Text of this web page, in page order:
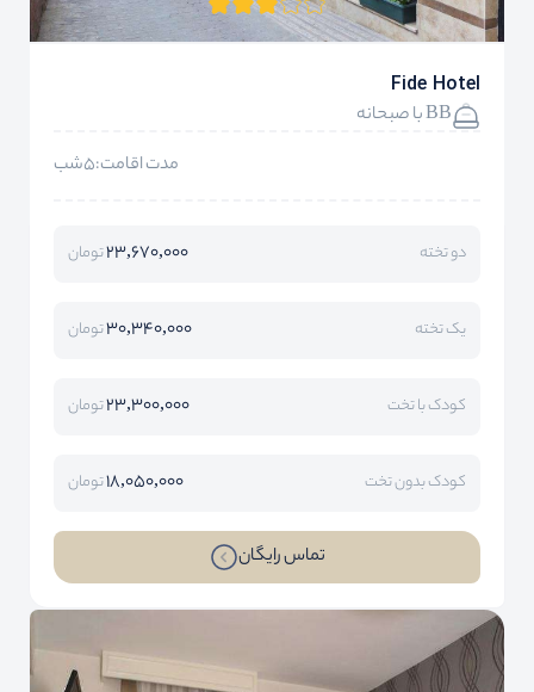
Fide Hotel
BB با صبحانه
مدت اقامت:5شب
دو تخته 23,670,000تومان
یک تخته 30,340,000تومان
کودک با تخت 23,300,000تومان
کودک بدون تخت 18,050,000تومان
تماس رایگان